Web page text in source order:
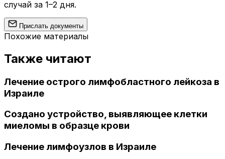
случай за 1–2 дня.
Прислать документы
Похожие материалы
Также читают
Лечение острого лимфобластного лейкоза в
Израиле
Создано устройство, выявляющее клетки
миеломы в образце крови
Лечение лимфоузлов в Израиле